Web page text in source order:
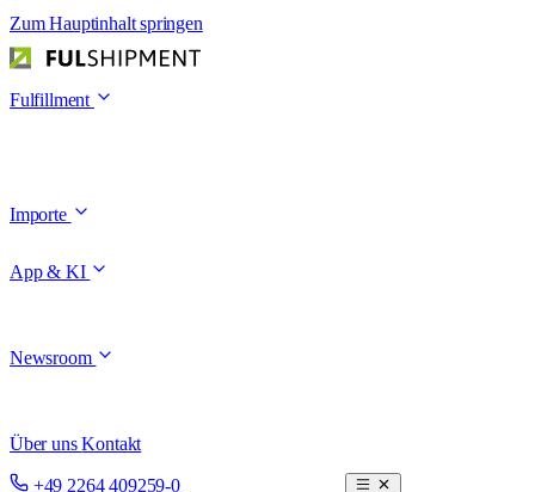
Zum Hauptinhalt springen
Fulfillment
Importe
App & KI
Newsroom
Über unsKontakt
+49 2264 409259-0